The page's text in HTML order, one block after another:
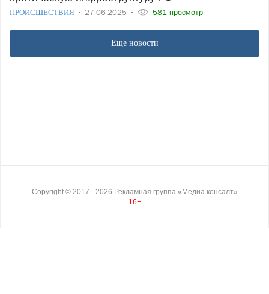
ПРОИСШЕСТВИЯ 27-06-2025 581 просмотр
Еще новости
Copyright © 2017 - 2026 Рекламная группа «Медиа консалт»
16+